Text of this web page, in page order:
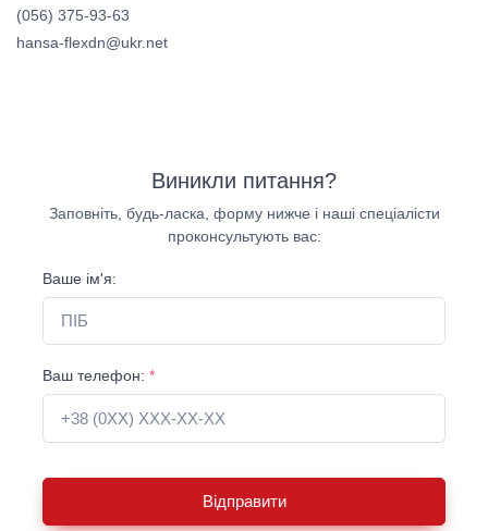
(056) 375-93-63
hansa-flexdn@ukr.net
Виникли питання?
Заповніть, будь-ласка, форму нижче і наші спеціалісти
проконсультують вас:
Ваше ім'я:
Ваш телефон: *
Відправити